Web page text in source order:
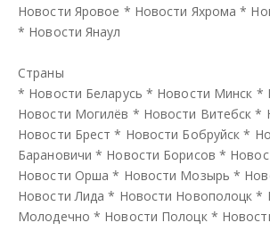
Новости Яровое * Новости Яхрома *
* Новости Янаул
Страны
* Новости Беларусь * Новости Минск *
Новости Могилёв * Новости Витебск *
Новости Брест * Новости Бобруйск *
Барановичи * Новости Борисов *
Новости Орша * Новости Мозырь *
Новости Лида * Новости Новополоцк *
Молодечно * Новости Полоцк *